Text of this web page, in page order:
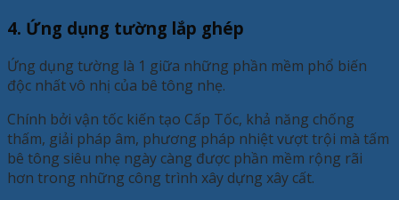
4. Ứng dụng tường lắp ghép
Ứng dụng tường là 1 giữa những phần mềm phổ biến
độc nhất vô nhị của bê tông nhẹ.
Chính bởi vận tốc kiến tạo Cấp Tốc, khả năng chống
thấm, giải pháp âm, phương pháp nhiệt vượt trội mà tấm
bê tông siêu nhẹ ngày càng được phần mềm rộng rãi
hơn trong những công trình xây dựng xây cất.